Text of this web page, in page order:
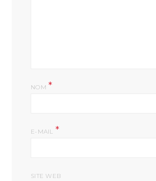
NOM *
E-MAIL *
SITE WEB